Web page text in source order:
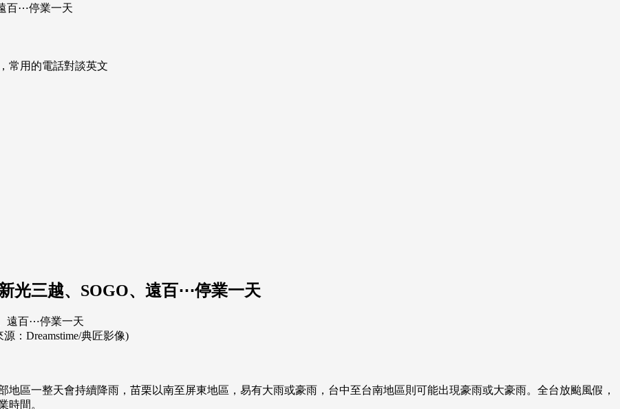
百⋯停業一天
常用的電話對談英文
光三越、SOGO、遠百⋯停業一天
：Dreamstime/典匠影像)
區一整天會持續降雨，苗栗以南至屏東地區，易有大雨或豪雨，台中至台南地區則可能出現豪雨或大豪雨。全台放颱風假，
時間。